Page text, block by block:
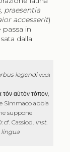
praesentia
accesserit)
passa in
dalla
legendivedi
αὐτὸν τόπον
Simmaco abbia
suppone
Cassiod. inst.